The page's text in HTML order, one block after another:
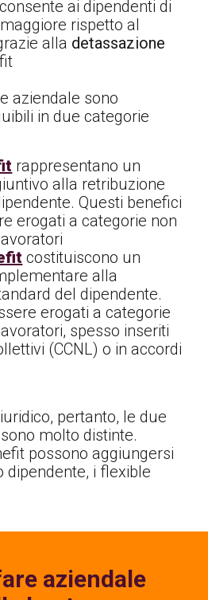
ai dipendenti di
rispetto al
alla detassazione
aziendale sono
in due categorie
rappresentano un
alla retribuzione
Questi benefici
erogati a categorie non
costituiscono un
alla
del dipendente.
erogati a categorie
spesso inseriti
(CCNL) o in accordi
pertanto, le due
molto distinte.
possono aggiungersi
dipendente, i flexible
aziendale